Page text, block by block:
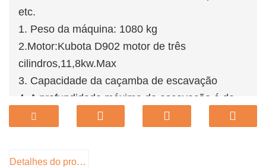
etc.
1. Peso da máquina: 1080 kg
2.Motor:Kubota D902 motor de três
cilindros,11,8kw.Max
3. Capacidade da caçamba de escavação
4. A profundidade máxima de escavação é de
1590 mm
Detalhes do produto